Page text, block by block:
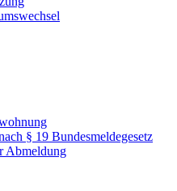
§ 19 Bundesmeldegesetz
Abmeldung